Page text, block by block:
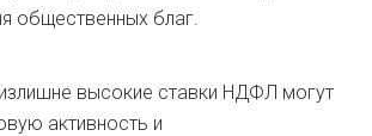
общественных благ.
высокие ставки НДФЛ могут
активность и